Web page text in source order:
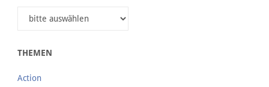
THEMEN
Action